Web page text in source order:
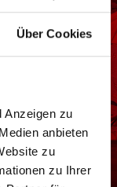
Über Cookies
Anzeigen zu
anbieten
zu
zu Ihrer
auf dem
und
und
mit